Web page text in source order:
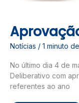
Notícias / 1 minuto
No último dia 4 de
Deliberativo com
referentes ao ano